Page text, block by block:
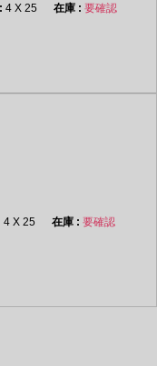
4 X 25
要確認
4 X 25
要確認